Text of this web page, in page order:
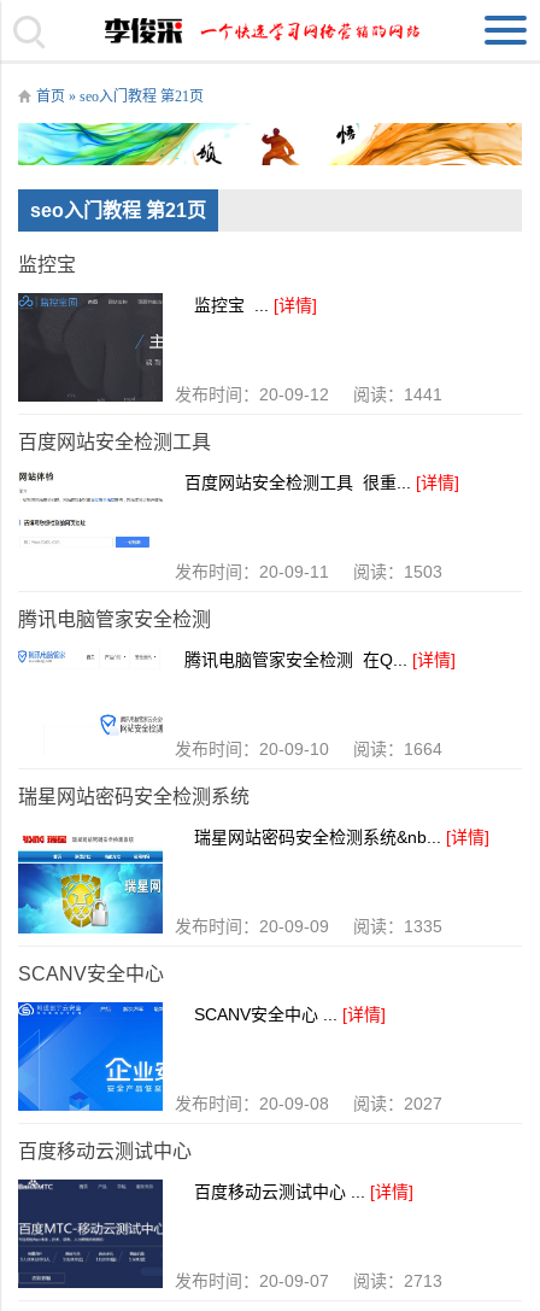
首页 » seo入门教程 第21页
seo入门教程 第21页
监控宝
监控宝 ... [详情]
发布时间：20-09-12 阅读：1441
百度网站安全检测工具
百度网站安全检测工具 很重... [详情]
发布时间：20-09-11 阅读：1503
腾讯电脑管家安全检测
腾讯电脑管家安全检测 在Q... [详情]
发布时间：20-09-10 阅读：1664
瑞星网站密码安全检测系统
瑞星网站密码安全检测系统&nb... [详情]
发布时间：20-09-09 阅读：1335
SCANV安全中心
SCANV安全中心 ... [详情]
发布时间：20-09-08 阅读：2027
百度移动云测试中心
百度移动云测试中心 ... [详情]
发布时间：20-09-07 阅读：2713